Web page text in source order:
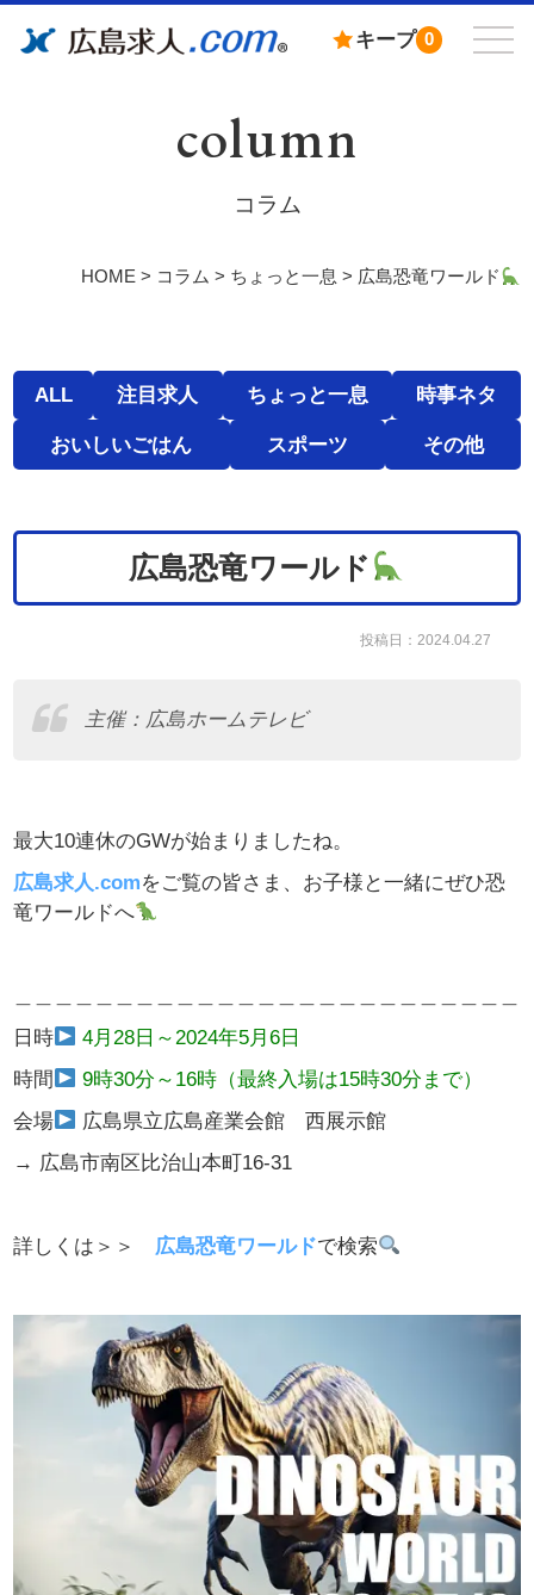
キープ 0
column
コラム
HOME > コラム > ちょっと一息 > 広島恐竜ワールド
ALL 注目求人 ちょっと一息 時事ネタ
おいしいごはん スポーツ その他
広島恐竜ワールド
投稿日：2024.04.27
主催： 広島ホームテレビ
最大10連休のGWが始まりましたね。
広島求人.comをご覧の皆さま、お子様と一緒にぜひ恐
竜ワールドへ
日時
4月28日～2024年5月6日
時間
9時30分～16時（最終入場は15時30分まで）
会場
広島県立広島産業会館 西展示館
→ 広島市南区比治山本町16-31
詳しくは＞＞ 広島恐竜ワールドで検索